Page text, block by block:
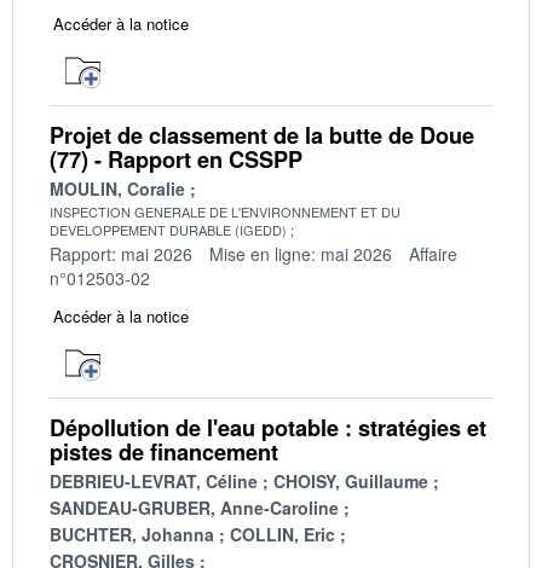
Accéder à la notice
Projet de classement de la butte de Doue
(77) - Rapport en CSSPP
MOULIN, Coralie
INSPECTION GENERALE DE L'ENVIRONNEMENT ET DU
DEVELOPPEMENT DURABLE (IGEDD)
Rapport: mai 2026 Mise en ligne: mai 2026
Affaire
n°012503-02
Accéder à la notice
Dépollution de l'eau potable : stratégies et
pistes de financement
DEBRIEU-LEVRAT, Céline
CHOISY, Guillaume
SANDEAU-GRUBER, Anne-Caroline
BUCHTER, Johanna
COLLIN, Eric
CROSNIER, Gilles